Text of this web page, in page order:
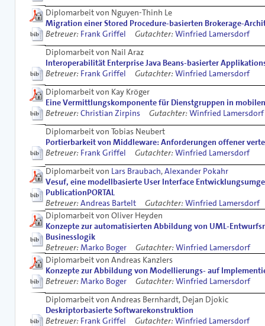
Diplomarbeit von Nguyen-Thinh Le
Migration einer Stored Procedure-basierten Brokerage-
Betreuer: Frank Griffel Gutachter: Winfried Lamersdorf
Diplomarbeit von Nail Araz
Interoperabilität Enterprise Java Beans-basierter
Betreuer: Frank Griffel Gutachter: Winfried Lamersdorf
Diplomarbeit von Kay Kröger
Eine Vermittlungskomponente für Dienstgruppen in
Betreuer: Christian Zirpins Gutachter: Winfried Lamersdorf
Diplomarbeit von Tobias Neubert
Portierbarkeit von Middleware: Anforderungen offener
Betreuer: Frank Griffel Gutachter: Winfried Lamersdorf
Diplomarbeit von Lars Braubach,Alexander Pokahr
Vesuf, eine modellbasierte User Interface
PublicationPORTAL
Betreuer: Andreas Bartelt Gutachter: Winfried Lamersdorf
Diplomarbeit von Oliver Heyden
Konzepte zur automatisierten Abbildung von UML-
Businesslogik
Betreuer: Marko Boger Gutachter: Winfried Lamersdorf
Diplomarbeit von Andreas Kanzlers
Konzepte zur Abbildung von Modellierungs- auf
Betreuer: Marko Boger Gutachter: Winfried Lamersdorf
Diplomarbeit von Andreas Bernhardt, Dejan Djokic
Deskriptorbasierte Softwarekonstruktion
Betreuer: Frank Griffel Gutachter: Winfried Lamersdorf